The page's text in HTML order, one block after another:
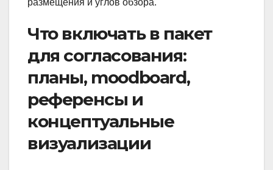
Что включать в пакет
для согласования:
планы, moodboard,
референсы и
концептуальные
визуализации